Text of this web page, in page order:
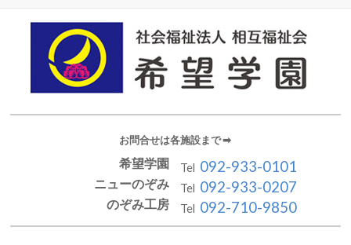
お問合せは各施設まで ➡︎
希望学園Tel 092-933-0101
ニューのぞみTel 092-933-0207
のぞみ工房Tel 092-710-9850